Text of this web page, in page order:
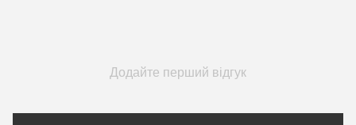
Додайте перший відгук